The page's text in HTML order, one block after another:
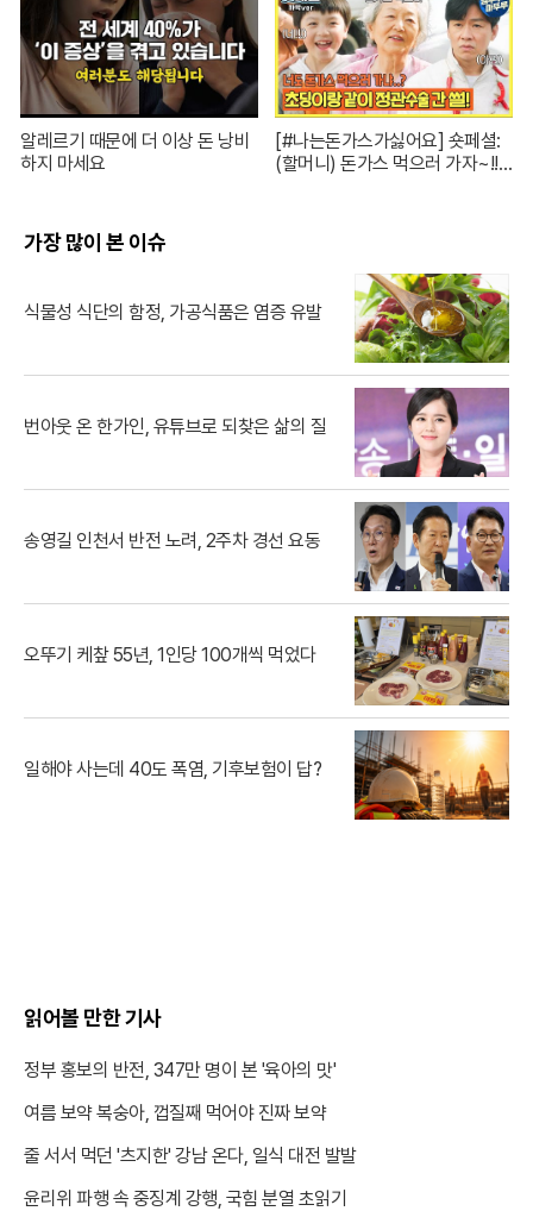
알레르기 때문에 더 이상 돈 낭비
하지 마세요
[#나는돈가스가싫어요] 숏페셜:
(할머니) 돈가스 먹으러 가자~!!
가장 많이 본 이슈
식물성 식단의 함정, 가공식품은 염증 유발
번아웃 온 한가인, 유튜브로 되찾은 삶의 질
송영길 인천서 반전 노려, 2주차 경선 요동
오뚜기 케챂 55년, 1인당 100개씩 먹었다
일해야 사는데 40도 폭염, 기후보험이 답?
읽어볼 만한 기사
정부 홍보의 반전, 347만 명이 본 '육아의 맛'
여름 보약 복숭아, 껍질째 먹어야 진짜 보약
줄 서서 먹던 '츠지한' 강남 온다, 일식 대전 발발
윤리위 파행 속 중징계 강행, 국힘 분열 초읽기